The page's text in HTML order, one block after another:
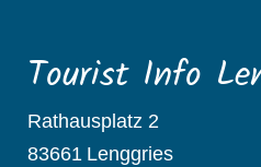
Tourist Info
Rathausplatz 2
83661 Lenggries